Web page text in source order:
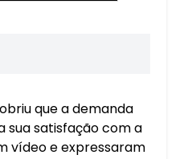
que a demanda
sua satisfação com a
vídeo e expressaram